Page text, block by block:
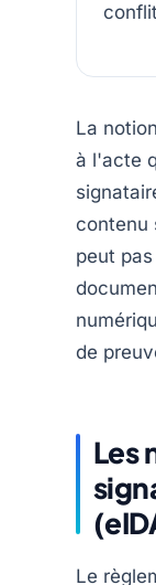
La
à l'acte
contenu
peut
de
Les
Le